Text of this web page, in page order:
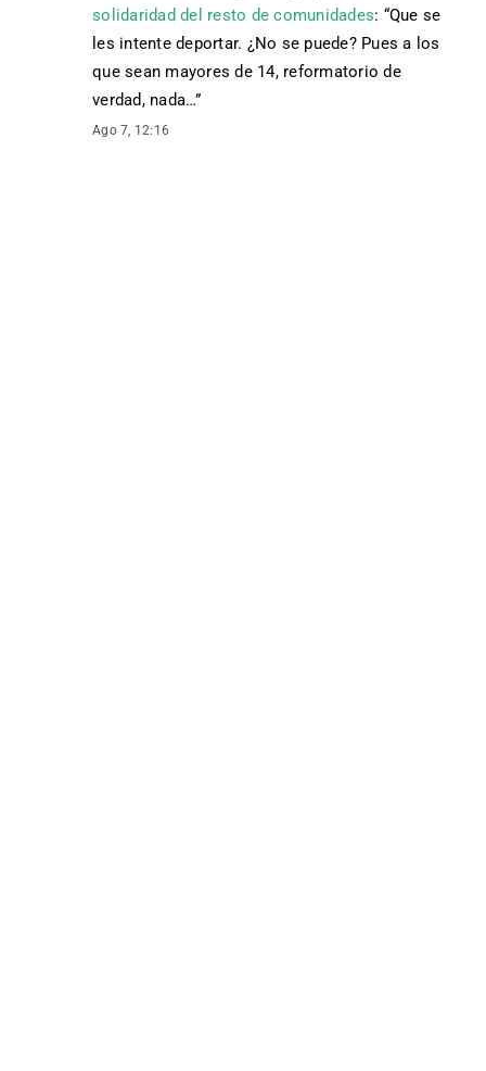
solidaridad del resto de comunidades: “Que se
les intente deportar. ¿No se puede? Pues a los
que sean mayores de 14, reformatorio de
verdad, nada…”
Ago 7, 12:16